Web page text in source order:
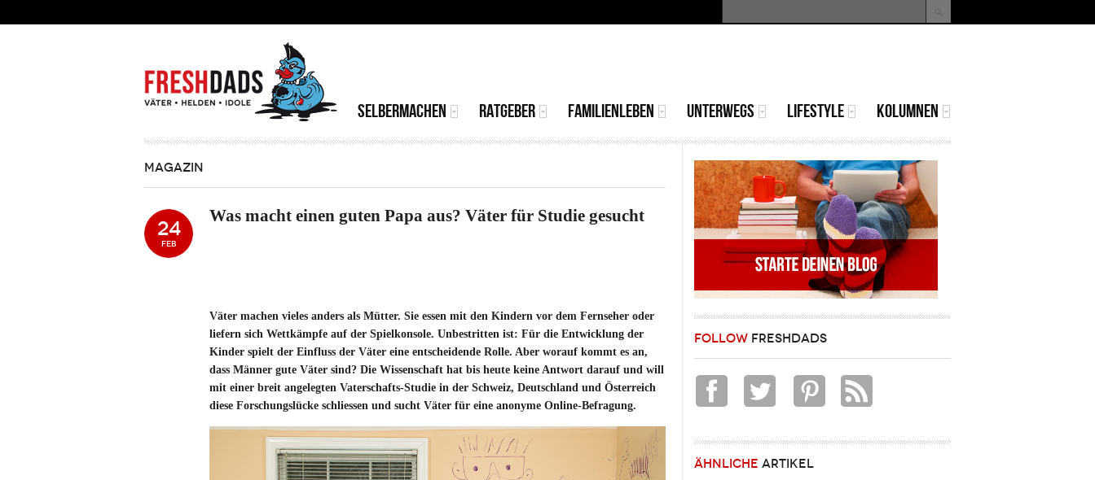
Suchformular
MAINMENU
SELBERMACHEN RATGEBER FAMILIENLEBEN UNTERWEGS LIFESTYLE KOLUMNEN
MAGAZIN
Was macht einen guten Papa aus? Väter für Studie gesucht
24
FEB
Väter machen vieles anders als Mütter. Sie essen mit den Kindern vor dem Fernseher oder
liefern sich Wettkämpfe auf der Spielkonsole. Unbestritten ist: Für die Entwicklung der
Kinder spielt der Einfluss der Väter eine entscheidende Rolle. Aber worauf kommt es an,
dass Männer gute Väter sind? Die Wissenschaft hat bis heute keine Antwort darauf und will
mit einer breit angelegten Vaterschafts-Studie in der Schweiz, Deutschland und Österreich
diese Forschungslücke schliessen und sucht Väter für eine anonyme Online-Befragung.
FOLLOW FRESHDADS
ÄHNLICHE ARTIKEL